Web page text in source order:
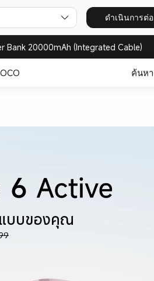
ดำเนินการต่อ
Bank 20000mAh (Integrated Cable)
ค้นหา
บบของคุณ